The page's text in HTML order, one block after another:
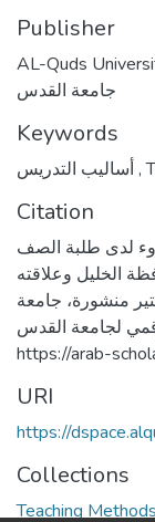
Publisher
AL-Quds
جامعة القدس
Keywords
,
Citation
(2012). فهم المقروء لدى طلبة الصف
الخليل وعلاقته
منشورة، جامعة
لجامعة القدس.
https://arab-
URI
https://
Collections